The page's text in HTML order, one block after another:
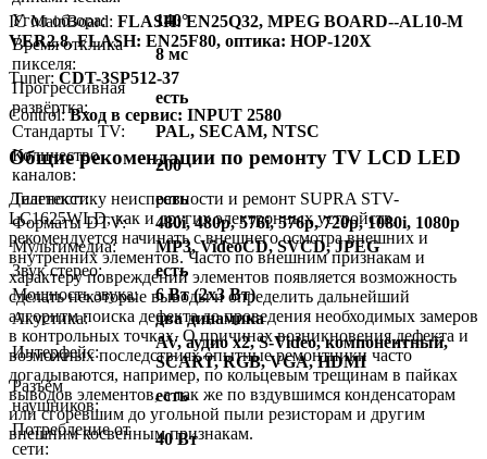
Угол обзора:
140°
Время отклика
пикселя:
8 мс
Прогрессивная
развёртка:
есть
Стандарты TV:
PAL, SECAM, NTSC
Количество
каналов:
200
Телетекст:
есть
Форматы DTV:
480i, 480p, 576i, 576p, 720p, 1080i, 1080p
Мультимедиа:
MP3, VideoCD, SVCD, JPEG
Звук стерео:
есть
Мощность звука:
6 Вт (2х3 Вт)
Акустика:
два динамика
Интерфейс:
AV, аудио x2, S-Video, компонентный,
SCART, RGB, VGA, HDMI
Разъём
наушников:
есть
Потребление от
сети:
40 Вт
IC MainBoard: FLASH: EN25Q32, MPEG BOARD--AL10-M
VER2.8, FLASH: EN25F80, оптика: HOP-120X
Тuner: CDT-3SP512-37
Control:Вход в сервис: INPUT 2580
Общие рекомендации по ремонту TV LCD LED
Диагностику неисправности и ремонт SUPRA STV-
LC1625WLD, как и других электронных устройств,
рекомендуется начинать с внешнего осмотра внешних и
внутренних элементов. Часто по внешним признакам и
характеру повреждений элементов появляется возможность
сделать некоторые выводы и определить дальнейший
алгоритм поиска дефекта до проведения необходимых замеров
в контрольных точках. О причинах возникновения дефекта и
возможных последствиях опытные ремонтники часто
догадываются, например, по кольцевым трещинам в пайках
выводов элементов, а так же по вздувшимся конденсаторам
или сгоревшим до угольной пыли резисторам и другим
внешним косвенным признакам.